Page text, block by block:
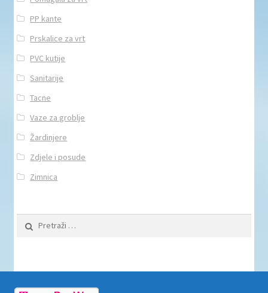
PP kante
Prskalice za vrt
PVC kutije
Sanitarije
Tacne
Vaze za groblje
Žardinjere
Zdjele i posude
Zimnica
Pretraži: